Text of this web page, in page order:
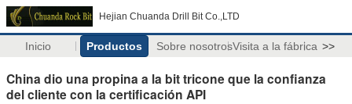
Hejian Chuanda Drill Bit Co.,LTD
Inicio Productos Sobre nosotrosVisita a la fábrica >>
China dio una propina a la bit tricone que la confianza
del cliente con la certificación API